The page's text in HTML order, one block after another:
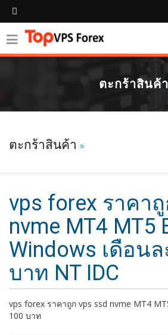
ตะกร้าสินค้า
ตะกร้าสินค้า
vps forex ราคา
nvme MT4 MT5
Windows เดือนล
บาท NT IDC
vps forex ราคาถูก vps ssd nvme MT4
100 บาท